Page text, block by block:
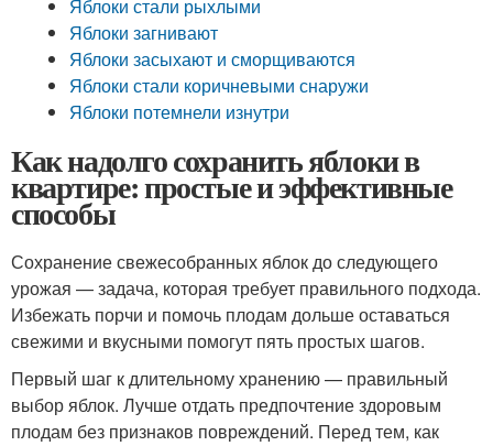
Яблоки стали рыхлыми
Яблоки загнивают
Яблоки засыхают и сморщиваются
Яблоки стали коричневыми снаружи
Яблоки потемнели изнутри
Как надолго сохранить яблоки в
квартире: простые и эффективные
способы
Сохранение свежесобранных яблок до следующего
урожая — задача, которая требует правильного подхода.
Избежать порчи и помочь плодам дольше оставаться
свежими и вкусными помогут пять простых шагов.
Первый шаг к длительному хранению — правильный
выбор яблок. Лучше отдать предпочтение здоровым
плодам без признаков повреждений. Перед тем, как